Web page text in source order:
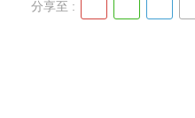
分享至 :